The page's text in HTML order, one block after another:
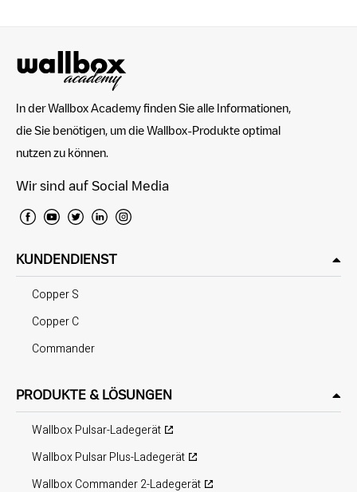
In der Wallbox Academy finden Sie alle Informationen,
die Sie benötigen, um die Wallbox-Produkte optimal
nutzen zu können.
Wir sind auf Social Media
KUNDENDIENST
Copper S
Copper C
Commander
PRODUKTE & LÖSUNGEN
Wallbox Pulsar-Ladegerät
Wallbox Pulsar Plus-Ladegerät
Wallbox Commander 2-Ladegerät